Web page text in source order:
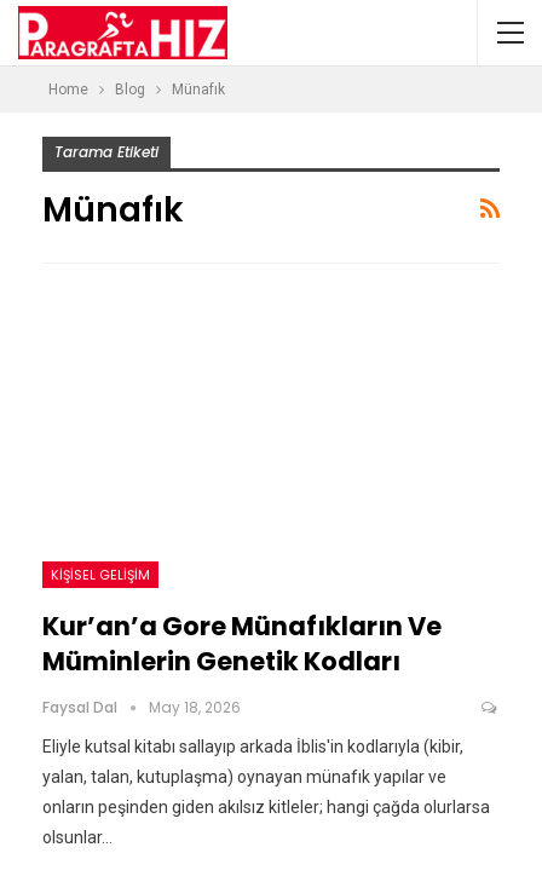
Home Blog Münafık
Tarama Etiketi
Münafık
KIŞISEL GELIŞIM
Kur’an’a Gore Münafıkların Ve
Müminlerin Genetik Kodları
Faysal Dal May 18, 2026
Eliyle kutsal kitabı sallayıp arkada İblis'in kodlarıyla (kibir,
yalan, talan, kutuplaşma) oynayan münafık yapılar ve
onların peşinden giden akılsız kitleler; hangi çağda olurlarsa
olsunlar…